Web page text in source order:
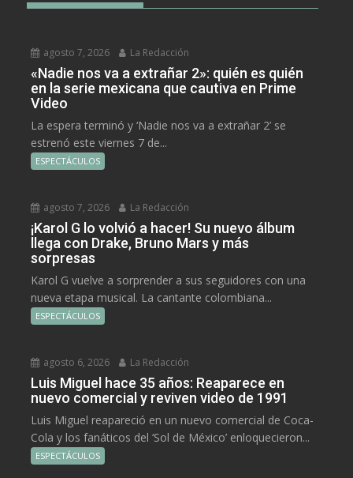
agosto 7, 2026 La Redacción
«Nadie nos va a extrañar 2»: quién es quién
en la serie mexicana que cautiva en Prime
Video
La espera terminó y ‘Nadie nos va a extrañar 2’ se
estrenó este viernes 7 de...
ESPECTÁCULOS
agosto 7, 2026 La Redacción
¡Karol G lo volvió a hacer! Su nuevo álbum
llega con Drake, Bruno Mars y más
sorpresas
Karol G vuelve a sorprender a sus seguidores con una
nueva etapa musical. La cantante colombiana...
ESPECTÁCULOS
agosto 6, 2026 La Redacción
Luis Miguel hace 35 años: Reaparece en
nuevo comercial y reviven video de 1991
Luis Miguel reapareció en un nuevo comercial de Coca-
Cola y los fanáticos del ‘Sol de México’ enloquecieron...
ESPECTÁCULOS